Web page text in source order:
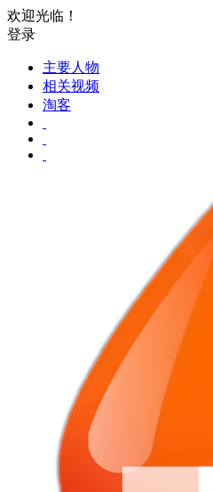
欢迎光临！
登录
主要人物
相关视频
淘客